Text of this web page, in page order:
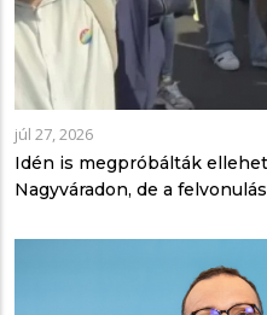
júl 27, 2026
Idén is megpróbálták
Nagyváradon, de a